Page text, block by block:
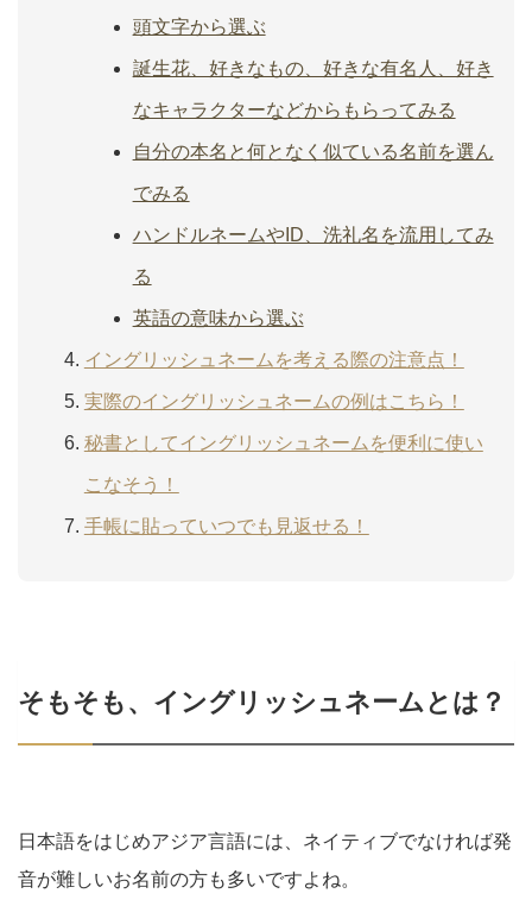
頭文字から選ぶ
誕生花、好きなもの、好きな有名人、好き
なキャラクターなどからもらってみる
自分の本名と何となく似ている名前を選ん
でみる
ハンドルネームやID、洗礼名を流用してみ
る
英語の意味から選ぶ
イングリッシュネームを考える際の注意点！
実際のイングリッシュネームの例はこちら！
秘書としてイングリッシュネームを便利に使い
こなそう！
手帳に貼っていつでも見返せる！
そもそも、イングリッシュネームとは？
日本語をはじめアジア言語には、ネイティブでなければ発
音が難しいお名前の方も多いですよね。